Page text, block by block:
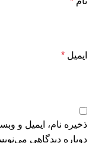
ایمیل *
ذخیره نام، ایمیل و
دوباره دیدگاهی